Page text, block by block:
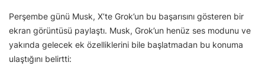
Perşembe günü Musk, X’te Grok’un bu başarısını gösteren bir
ekran görüntüsü paylaştı. Musk, Grok’un henüz ses modunu ve
yakında gelecek ek özelliklerini bile başlatmadan bu konuma
ulaştığını belirtti: